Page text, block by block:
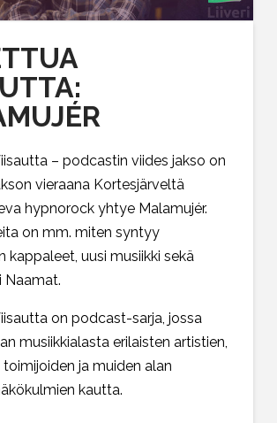
– podcastin viides jakso on
vieraana Kortesjärveltä
hypnorock yhtye Malamujér.
on mm. miten syntyy
kappaleet, uusi musiikki sekä
Naamat.
on podcast-sarja, jossa
musiikkialasta erilaisten artistien,
ja muiden alan
kautta.